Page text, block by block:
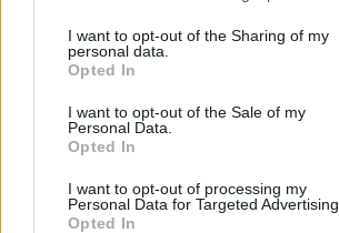
I want to opt-out of the Sharing of my
personal data.
Opted In
I want to opt-out of the Sale of my
Personal Data.
Opted In
I want to opt-out of processing my
Personal Data for Targeted Advertising.
Opted In